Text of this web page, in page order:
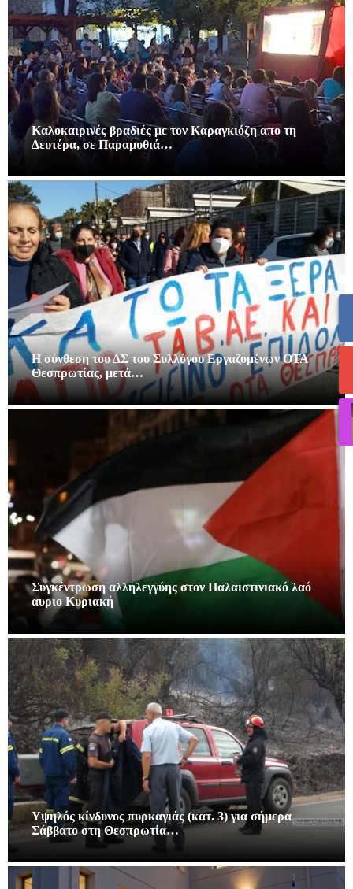
Καλοκαιρινές βραδιές με τον Καραγκιόζη απο τη
Δευτέρα, σε Παραμυθιά…
Η σύνθεση του ΔΣ του Συλλόγου Εργαζομένων ΟΤΑ
Θεσπρωτίας, μετά…
Συγκέντρωση αλληλεγγύης στον Παλαιστινιακό λαό
αυριο Κυριακή
Υψηλός κίνδυνος πυρκαγιάς (κατ. 3) για σήμερα
Σάββατο στη Θεσπρωτία…